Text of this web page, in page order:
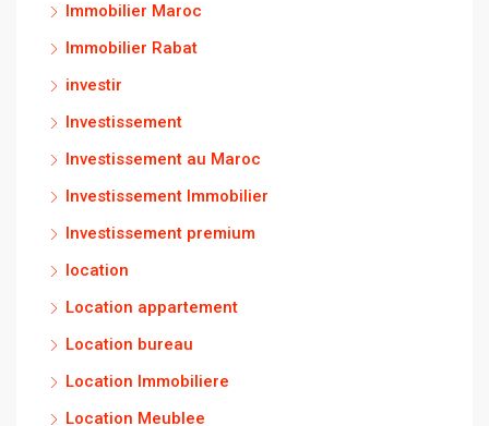
Immobilier Maroc
Immobilier Rabat
investir
Investissement
Investissement au Maroc
Investissement Immobilier
Investissement premium
location
Location appartement
Location bureau
Location Immobiliere
Location Meublee